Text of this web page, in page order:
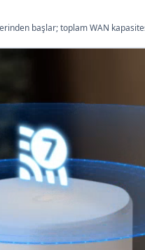
başlar; toplam WAN